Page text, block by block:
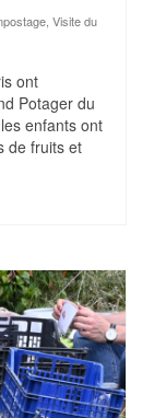
, Visite du
ont
Potager du
enfants ont
de fruits et